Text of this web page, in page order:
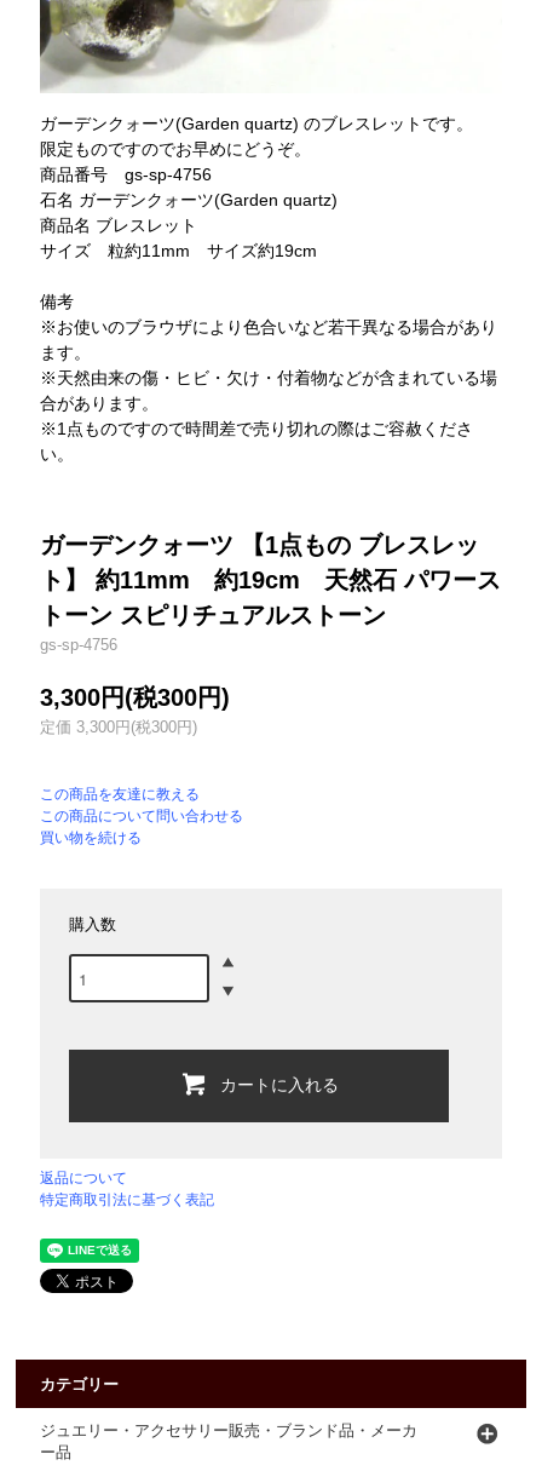
ガーデンクォーツ(Garden quartz) のブレスレットです。
限定ものですのでお早めにどうぞ。
商品番号 gs-sp-4756
石名 ガーデンクォーツ(Garden quartz)
商品名 ブレスレット
サイズ 粒約11mm サイズ約19cm
備考
※お使いのブラウザにより色合いなど若干異なる場合があり
ます。
※天然由来の傷・ヒビ・欠け・付着物などが含まれている場
合があります。
※1点ものですので時間差で売り切れの際はご容赦くださ
い。
ガーデンクォーツ 【1点もの ブレスレッ
ト】 約11mm 約19cm 天然石 パワース
トーン スピリチュアルストーン
gs-sp-4756
3,300円(税300円)
定価 3,300円(税300円)
この商品を友達に教える
この商品について問い合わせる
買い物を続ける
購入数
カートに入れる
返品について
特定商取引法に基づく表記
カテゴリー
ジュエリー・アクセサリー販売・ブランド品・メーカ
ー品